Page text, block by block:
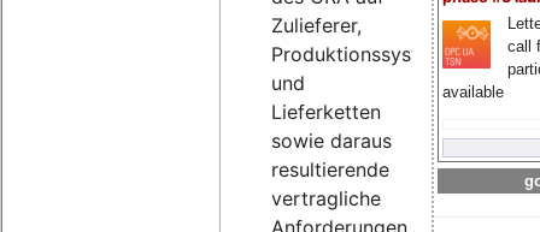
call
available
Zulieferer,
Produktionssysteme
und
Lieferketten
sowie daraus
resultierende
vertragliche
Anforderungen